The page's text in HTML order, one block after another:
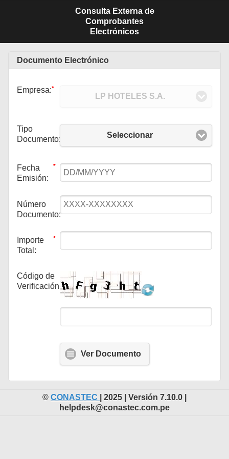
Consulta Externa de
Comprobantes
Electrónicos
Documento Electrónico
Empresa:*
LP HOTELES S.A.
Tipo
Documento:
Seleccionar
Fecha
Emisión:
*
Número
Documento:
Importe
Total:
*
Código de
Verificación:
Ver Documento
© CONASTEC
| 2025 | Versión 7.10.0 |
helpdesk@conastec.com.pe